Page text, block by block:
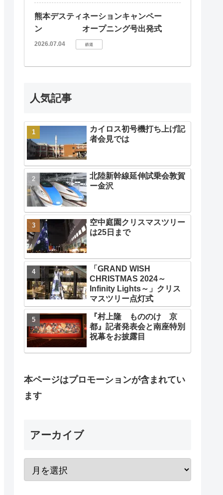
熊本デスティネーションキャンペー
ン オープニング号出発式
2026.07.04 鉄道
人気記事
カイロス初号機打ち上げ記
者会見では
北陸新幹線延伸試乗会敦賀
ー金沢
空中庭園クリスマスツリー
は25日まで
「GRAND WISH
CHRISTMAS 2024～
Infinity Lights～」クリス
マスツリー点灯式
『村上隆 もののけ 京
都』記者発表会と南座特別
祝幕をお披露目
本ページはプロモーションが含まれてい
ます
アーカイブ